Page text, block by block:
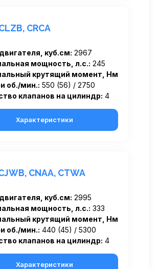
CRCA
куб.см: 2967
мощность, л.с.: 245
крутящий момент, Нм
об./мин.: 550 (56) / 2750
клапанов на цилиндр: 4
Характеристики
CNAA, CTWA
куб.см: 2995
мощность, л.с.: 333
крутящий момент, Нм
об./мин.: 440 (45) / 5300
клапанов на цилиндр: 4
Характеристики